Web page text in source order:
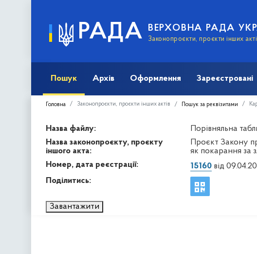
РАДА ВЕРХОВНА РАДА
Законопроєкти, проєкти інших
Пошук Архів Оформлення Зареєстровані
Головна Законопроєкти, проєкти інших актів Пошук за реквізитами
Назва файлу:
Порівняльна
Назва законопроєкту, проєкту
іншого акта:
Проєкт Закону
як покарання за
Номер, дата реєстрації:
15160від
Поділитись:
Завантажити